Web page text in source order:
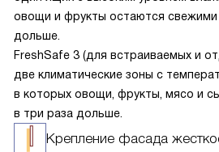
овощи и фрукты остаются свежими
дольше.
FreshSafe 3 (для встраиваемых и
две климатические зоны с
в которых овощи, фрукты, мясо и
в три раза дольше.
Крепление фасада